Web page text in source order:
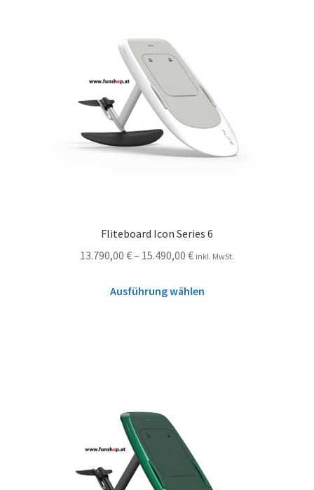
Fliteboard Icon Series 6
13.790,00 €– 15.490,00 € inkl. MwSt.
Ausführung wählen